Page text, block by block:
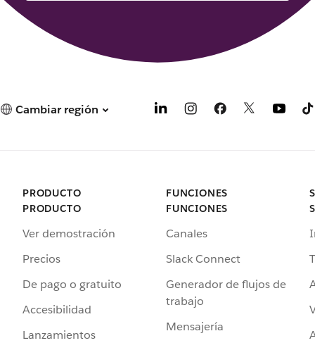
Cambiar región
PRODUCTO
PRODUCTO
Ver demostración
Precios
De pago o gratuito
Accesibilidad
Lanzamientos
FUNCIONES
FUNCIONES
Canales
Slack Connect
Generador de flujos de
trabajo
Mensajería